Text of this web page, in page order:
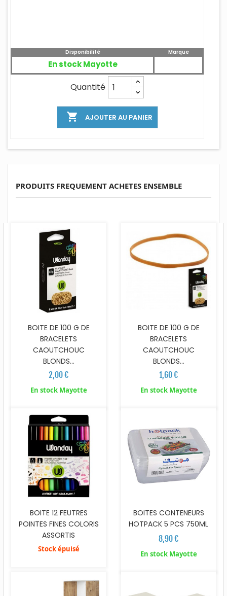
Disponibilité
En stock Mayotte
Marque
Quantité
 AJOUTER AU PANIER
PRODUITS FREQUEMENT ACHETES ENSEMBLE
BOITE DE 100 G DE
BRACELETS
CAOUTCHOUC
BLONDS...
2,00 €
En stock Mayotte
BOITE DE 100 G DE
BRACELETS
CAOUTCHOUC
BLONDS...
1,60 €
En stock Mayotte
BOITE 12 FEUTRES
POINTES FINES COLORIS
ASSORTIS
Stock épuisé
BOITES CONTENEURS
HOTPACK 5 PCS 750ML
8,90 €
En stock Mayotte